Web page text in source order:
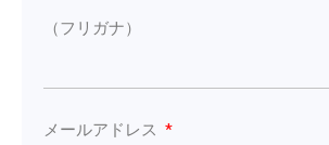
（フリガナ）
メールアドレス